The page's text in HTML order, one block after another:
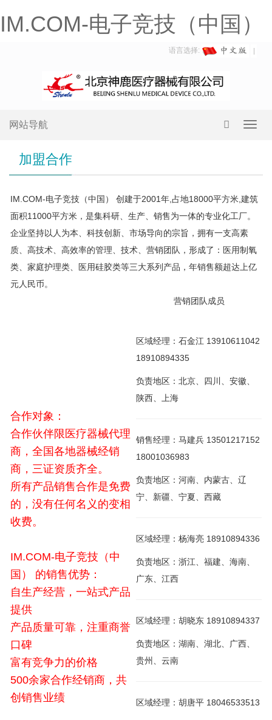
IM.COM-电子竞技（中国）
语言选择:
网站导航
加盟合作
IM.COM-电子竞技（中国） 创建于2001年,占地18000平方米,建筑
面积11000平方米，是集科研、生产、销售为一体的专业化工厂。
企业坚持以人为本、科技创新、市场导向的宗旨，拥有一支高素
质、高技术、高效率的管理、技术、营销团队，形成了：医用制氧
类、家庭护理类、医用硅胶类等三大系列产品，年销售额超达上亿
元人民币。
合作对象：
合作伙伴限医疗器械代理
商，全国各地器械经销
商，三证资质齐全。
所有产品销售合作是免费
的，没有任何名义的变相
收费。
IM.COM-电子竞技（中
国） 的销售优势：
自生产经营，一站式产品
提供
产品质量可靠，注重商誉
口碑
富有竞争力的价格
500余家合作经销商，共
创销售业绩
营销团队成员
区域经理：石金江 13910611042
18910894335
负责地区：北京、四川、安徽、
陕西、上海
销售经理：马建兵 13501217152
18001036983
负责地区：河南、内蒙古、辽
宁、新疆、宁夏、西藏
区域经理：杨海亮 18910894336
负责地区：浙江、福建、海南、
广东、江西
区域经理：胡晓东 18910894337
负责地区：湖南、湖北、广西、
贵州、云南
区域经理：胡唐平 18046533513